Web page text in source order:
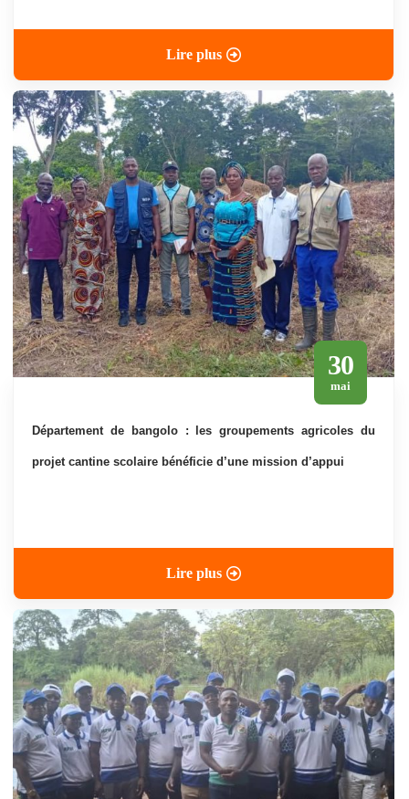
Lire plus
30
mai
département de bangolo : les groupements agricoles du
projet cantine scolaire bénéficie d’une mission d’appui
Lire plus